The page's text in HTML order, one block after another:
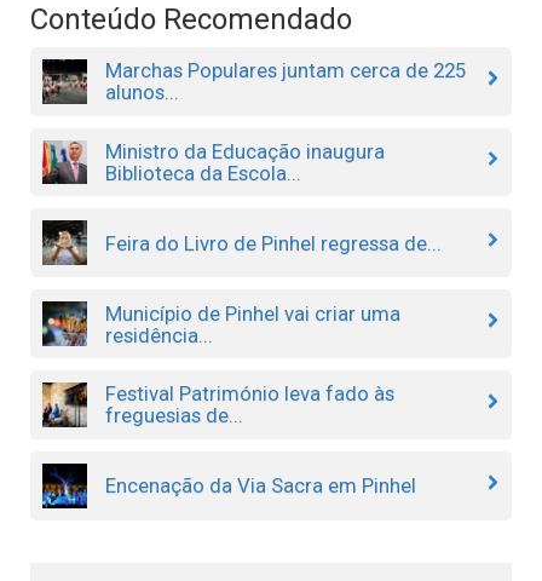
Conteúdo Recomendado
Marchas Populares juntam cerca de 225
alunos...
Ministro da Educação inaugura
Biblioteca da Escola...
Feira do Livro de Pinhel regressa de...
Município de Pinhel vai criar uma
residência...
Festival Património leva fado às
freguesias de...
Encenação da Via Sacra em Pinhel